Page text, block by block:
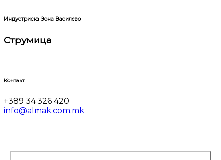
Индустриска Зона Василево
Струмица
Контакт
+389 34 326 420
info@almak.com.mk